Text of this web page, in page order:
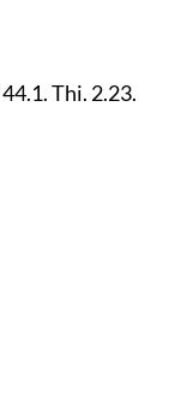
44.1. Thi. 2.23.